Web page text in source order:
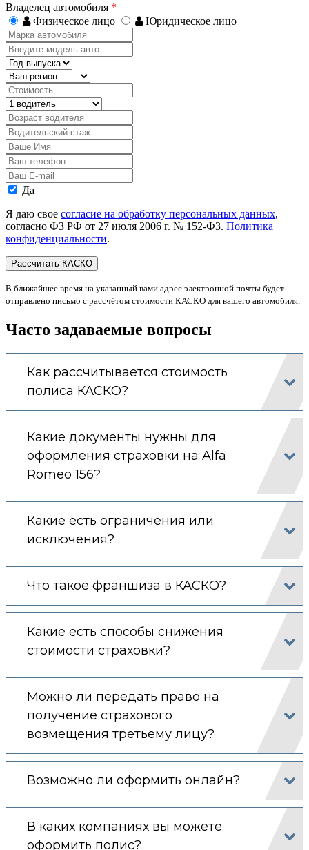
Владелец автомобиля *
Физическое лицо
Юридическое лицо
Марка
автомобиля
Введите
модель
авто
Год
выпуска
Регион
Стоимость,
руб.
Водитель
Возраст
водителя
Водительский
стаж
Ваше
Имя
Ваш
телефон
Ваш
E-
mail
Персональные
Да
Я даю свое согласие на обработку персональных данных,
согласно ФЗ РФ от 27 июля 2006 г. № 152-ФЗ. Политика
конфиденциальности.
В ближайшее время на указанный вами адрес электронной почты будет
отправлено письмо с рассчётом стоимости КАСКО для вашего автомобиля.
Часто задаваемые вопросы
Как рассчитывается стоимость
полиса КАСКО?
Какие документы нужны для
оформления страховки на Alfa
Romeo 156?
Какие есть ограничения или
исключения?
Что такое франшиза в КАСКО?
Какие есть способы снижения
стоимости страховки?
Можно ли передать право на
получение страхового
возмещения третьему лицу?
Возможно ли оформить онлайн?
В каких компаниях вы можете
оформить полис?